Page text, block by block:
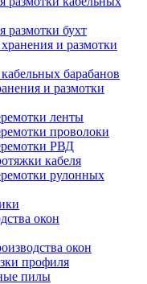
размотки бухт
и размотки
барабанов
и размотки
ленты
проволоки
РВД
кабеля
рулонных
окон
окон
профиля
пилы